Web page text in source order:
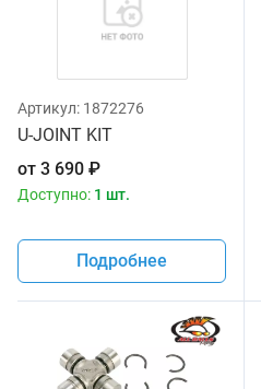
Артикул: 1872276
U-JOINT KIT
от 3 690 ₽
Доступно: 1 шт.
Подробнее